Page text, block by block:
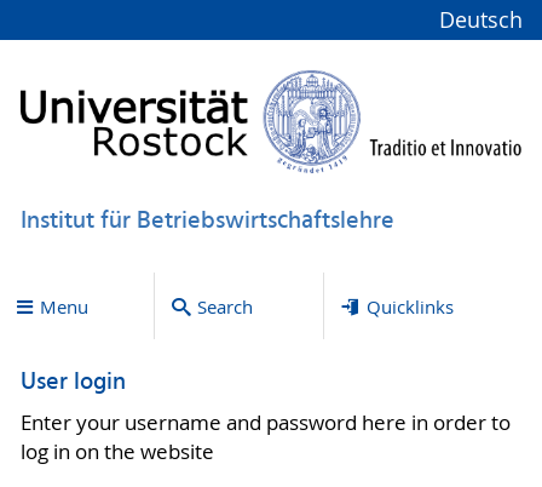
Deutsch
Institut für Betriebswirtschaftslehre
Menu Search Quicklinks
User login
Enter your username and password here in order to
log in on the website